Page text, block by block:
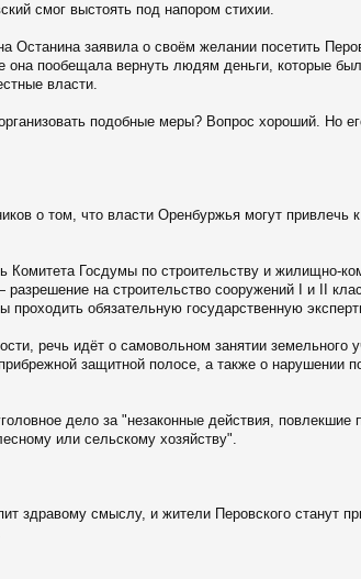
смог выстоять под напором стихии.
заявила о своём желании посетить
пообещала вернуть людям деньги, которые
власти.
подобные меры? Вопрос хороший. Но
о том, что власти Оренбуржья могут привлечь
Госдумы по строительству и жилищно-
на строительство сооружений I и II
обязательную государственную
речь идёт о самовольном занятии земельного
защитной полосе, а также о нарушении
дело за "незаконные действия, повлекшие
или сельскому хозяйству".
здравому смыслу, и жители Перовского станут